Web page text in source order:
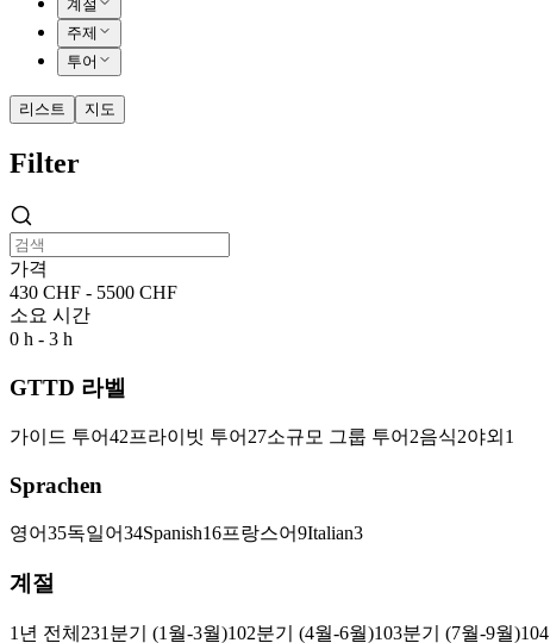
계절
주제
투어
리스트 지도
Filter
가격
430 CHF - 5500 CHF
소요 시간
0 h - 3 h
GTTD 라벨
가이드 투어42프라이빗 투어 27소규모 그룹 투어 2음식2야외 1
Sprachen
영어35독일어34Spanish16프랑스어9Italian3
계절
1년 전체 231분기 (1월-3월)102분기 (4월-6월)103분기 (7월-9월)10